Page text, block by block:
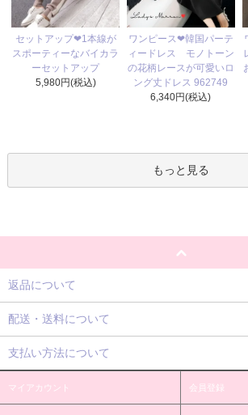
セットアップ❤1本線が
スポーティーなバイカラ
ーセットアップ
5,980円(税込)
ワンピース❤韓国パーテ
ィードレス モノトーン
の花柄レースが可愛いロ
ング丈ドレス 962749
6,340円(税込)
もっと見る
返品について
配送・送料について
支払い方法について
マイアカウント 会員登録